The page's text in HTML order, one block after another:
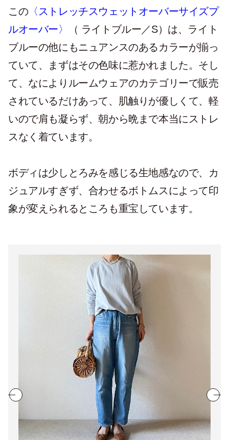
この 〈ストレッチスウェットオーバーサイズプ
ルオーバー〉
（ ライトブルー／S）は、ライト
ブルーの他にもニュアンスのあるカラーが揃っ
ていて、まずはその色味に惹かれました。そし
て、なによりルームウェアのカテゴリーで販売
されているだけあって、肌触りが優しくて、軽
いので肩も凝らず、朝から晩まで本当にストレ
スなく着ています。
ボディは少しとろみを感じる生地感なので、カ
ジュアルすぎず、合わせるボトムスによって印
象が変えられるところも重宝しています。